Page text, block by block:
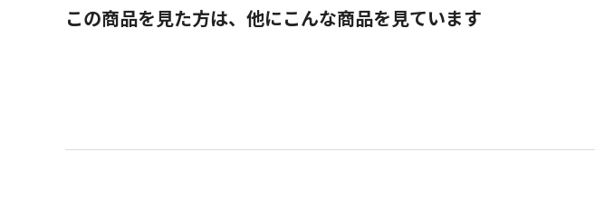
この商品を見た方は、他にこんな商品を見ています